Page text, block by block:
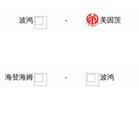
波鸿 - 美因茨
海登海姆 - 波鸿